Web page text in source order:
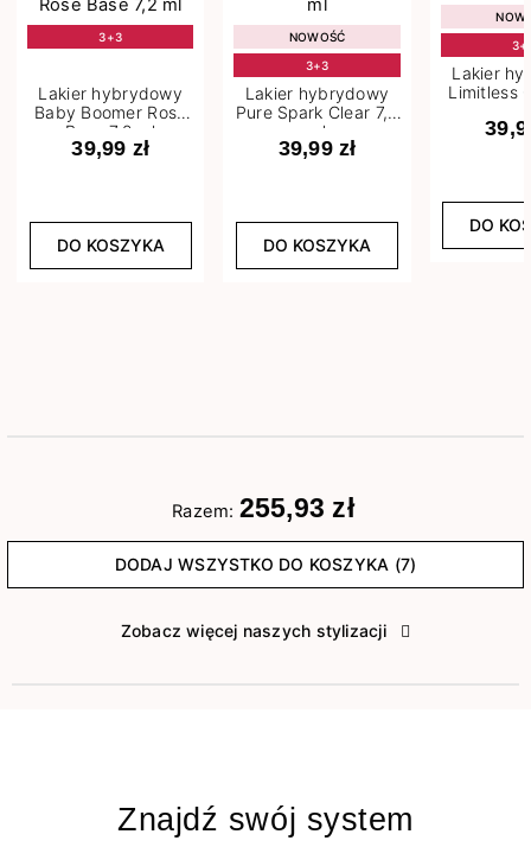
3+3
Lakier hybrydowy
Baby Boomer Rose
Base 7,2 ml
39,99 zł
DO KOSZYKA
NOWOŚĆ
3+3
Lakier hybrydowy
Pure Spark Clear 7,2
ml
39,99 zł
DO KOSZYKA
Lakier
Limitless
DO
Razem: 255,93 zł
DODAJ WSZYSTKO DO KOSZYKA (7)
Zobacz więcej naszych stylizacji
Znajdź swój system